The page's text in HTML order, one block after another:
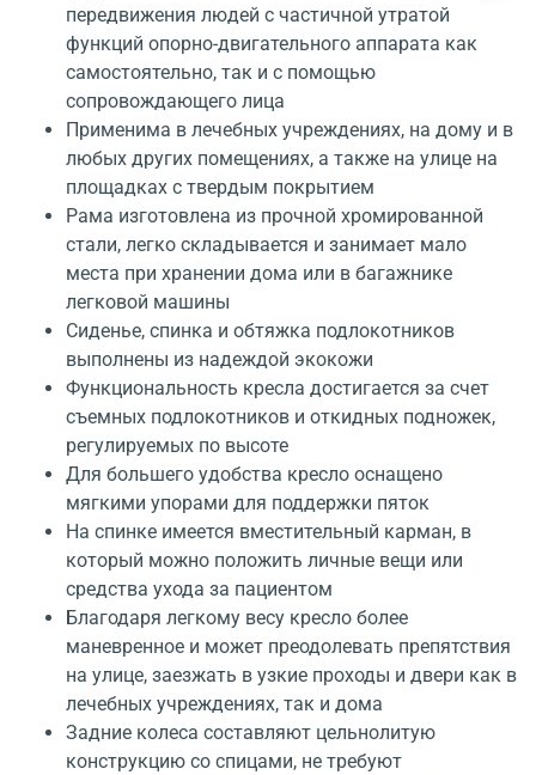
передвижения людей с частичной утратой
функций опорно-двигательного аппарата как
самостоятельно, так и с помощью
сопровождающего лица
Применима в лечебных учреждениях, на дому и в
любых других помещениях, а также на улице на
площадках с твердым покрытием
Рама изготовлена из прочной хромированной
стали, легко складывается и занимает мало
места при хранении дома или в багажнике
легковой машины
Сиденье, спинка и обтяжка подлокотников
выполнены из надеждой экокожи
Функциональность кресла достигается за счет
съемных подлокотников и откидных подножек,
регулируемых по высоте
Для большего удобства кресло оснащено
мягкими упорами для поддержки пяток
На спинке имеется вместительный карман, в
который можно положить личные вещи или
средства ухода за пациентом
Благодаря легкому весу кресло более
маневренное и может преодолевать препятствия
на улице, заезжать в узкие проходы и двери как в
лечебных учреждениях, так и дома
Задние колеса составляют цельнолитую
конструкцию со спицами, не требуют